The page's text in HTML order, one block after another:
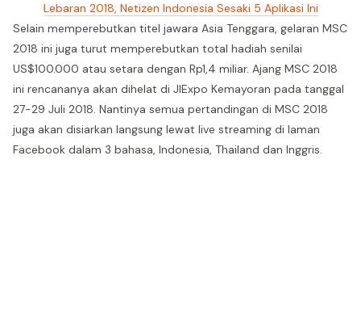
Lebaran 2018, Netizen Indonesia Sesaki 5 Aplikasi Ini
Selain memperebutkan titel jawara Asia Tenggara, gelaran MSC
2018 ini juga turut memperebutkan total hadiah senilai
US$100.000 atau setara dengan Rp1,4 miliar. Ajang MSC 2018
ini rencananya akan dihelat di JIExpo Kemayoran pada tanggal
27-29 Juli 2018. Nantinya semua pertandingan di MSC 2018
juga akan disiarkan langsung lewat live streaming di laman
Facebook dalam 3 bahasa, Indonesia, Thailand dan Inggris.